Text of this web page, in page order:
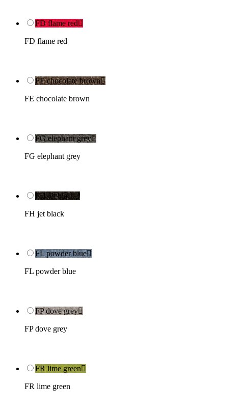
FD flame red
FD flame red
FE chocolate brown
FE chocolate brown
FG elephant grey
FG elephant grey
FH jet black
FH jet black
FL powder blue
FL powder blue
FP dove grey
FP dove grey
FR lime green
FR lime green